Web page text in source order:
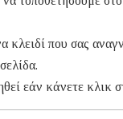
κλειδί που σας
εάν κάνετε κλικ